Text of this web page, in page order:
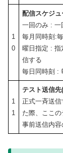
1
0
配信スケジ
一回のみ : 一
毎月同時刻:
曜日指定 : 指
信する
毎日同時刻 :
1
1
テスト送信
正式一斉送
た際、ここ
事前送信内容